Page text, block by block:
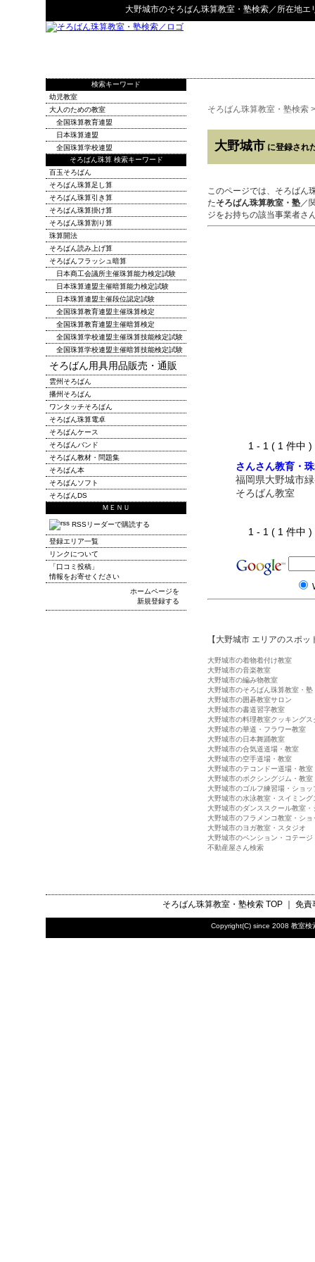
大野城市のそろばん珠算教室・塾検索／所在地エ
そろばん珠算教室・塾検索
大野城市 に登録され
このページでは、そろばん
たそろばん珠算教室・塾／
ジをお持ちの該当事業者さ
1 - 1 ( 1 件
さんさん教育・
福岡県大野城市
そろばん教室
1 - 1 ( 1 件
【大野城市 エリアのスポッ
大野城市の着物着付け教室
大野城市の音楽教室
大野城市の編み物教室
大野城市のそろばん珠算教室・塾
大野城市の囲碁教室サロン
大野城市の書道習字教室
大野城市の料理教室クッキングス
大野城市の華道・フラワー教室
大野城市の日本舞踊教室
大野城市の合気道道場・教室
大野城市の空手道場・教室
大野城市のテコンドー道場・教室
大野城市のボクシングジム・教室
大野城市のゴルフ練習場・ショッ
大野城市の水泳教室・スイミング
大野城市のダンススクール教室・
大野城市のフラメンコ教室・ショ
大野城市のヨガ教室・スタジオ
大野城市のペンション・コテージ
不動産屋さん検索
検索キーワード
幼児教室
大人のための教室
全国珠算教育連盟
日本珠算連盟
全国珠算学校連盟
そろばん珠算 検索キーワード
百玉そろばん
そろばん珠算足し算
そろばん珠算引き算
そろばん珠算掛け算
そろばん珠算割り算
珠算開法
そろばん読み上げ算
そろばんフラッシュ暗算
日本商工会議所主催珠算能力検定試験
日本珠算連盟主催暗算能力検定試験
日本珠算連盟主催段位認定試験
全国珠算教育連盟主催珠算検定
全国珠算教育連盟主催暗算検定
全国珠算学校連盟主催珠算技能検定試験
全国珠算学校連盟主催暗算技能検定試験
そろばん用具用品販売・通販
雲州そろばん
播州そろばん
ワンタッチそろばん
そろばん珠算電卓
そろばんケース
そろばんバンド
そろばん教材・問題集
そろばん本
そろばんソフト
そろばんDS
ＭＥＮＵ
RSSリーダーで購読する
登録エリア一覧
リンクについて
「口コミ投稿」
情報をお寄せください
ホームページを
新規登録する
そろばん珠算教室・塾検索TOP ｜ 免責
Copyright(C) since 2008 教室検